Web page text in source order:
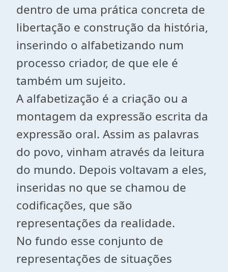
dentro de uma prática concreta de
libertação e construção da história,
inserindo o alfabetizando num
processo criador, de que ele é
também um sujeito.
A alfabetização é a criação ou a
montagem da expressão escrita da
expressão oral. Assim as palavras
do povo, vinham através da leitura
do mundo. Depois voltavam a eles,
inseridas no que se chamou de
codificações, que são
representações da realidade.
No fundo esse conjunto de
representações de situações